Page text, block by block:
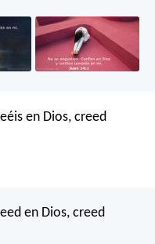
en Dios, creed
en Dios, creed